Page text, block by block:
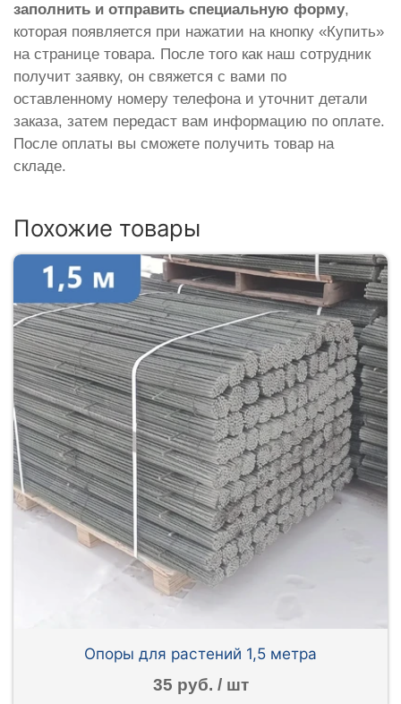
заполнить и отправить специальную форму,
которая появляется при нажатии на кнопку «Купить»
на странице товара. После того как наш сотрудник
получит заявку, он свяжется с вами по
оставленному номеру телефона и уточнит детали
заказа, затем передаст вам информацию по оплате.
После оплаты вы сможете получить товар на
складе.
Похожие товары
Опоры для растений 1,5 метра
35 руб. / шт